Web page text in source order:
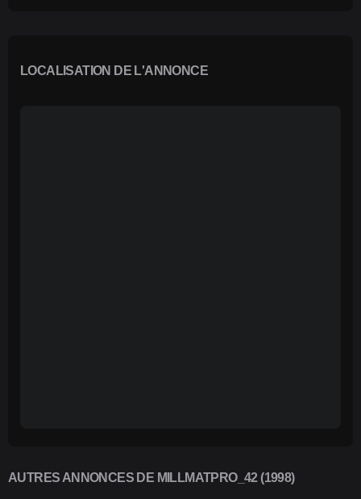
LOCALISATION DE L'ANNONCE
AUTRES ANNONCES DE MILLMATPRO_42 (1998)